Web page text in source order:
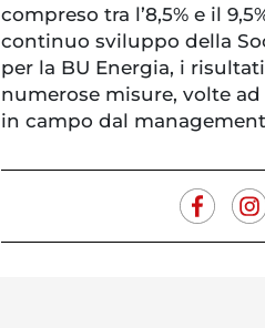
compreso tra l’8,5% e il
continuo sviluppo della
per la BU Energia, i
numerose misure, volte
in campo dal